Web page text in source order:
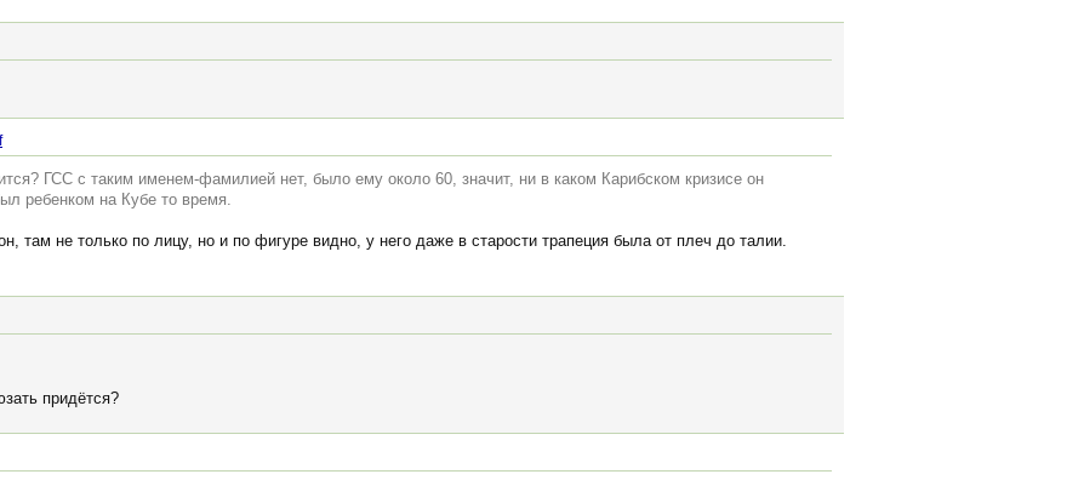
ГСС с таким именем-фамилией нет, было ему около 60, значит, ни в каком Карибском кризисе он
ребенком на Кубе то время.
там не только по лицу, но и по фигуре видно, у него даже в старости трапеция была от плеч до талии.
придётся?